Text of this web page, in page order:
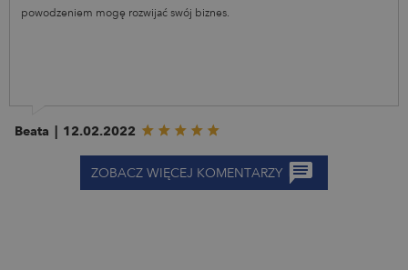
powodzeniem mogę rozwijać swój biznes.
Beata | 12.02.2022
ZOBACZ WIĘCEJ KOMENTARZY